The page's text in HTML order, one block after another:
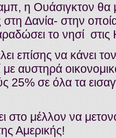
η Ουάσιγκτον θα
Δανία- στην
το νησί στις
επίσης να κάνει
αυστηρά
25% σε όλα τα
στο μέλλον να
Αμερικής!